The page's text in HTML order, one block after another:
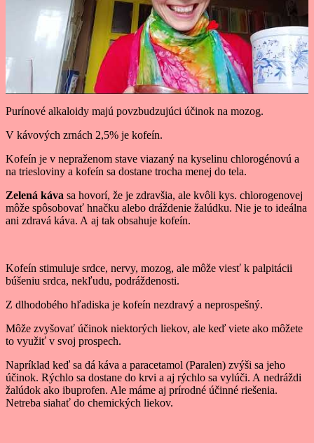
Purínové alkaloidy majú povzbudzujúci účinok na mozog.
V kávových zrnách 2,5% je kofeín.
Kofeín je v nepraženom stave viazaný na kyselinu chlorogénovú a
na triesloviny a kofeín sa dostane trocha menej do tela.
Zelená káva sa hovorí, že je zdravšia, ale kvôli kys. chlorogenovej
môže spôsobovať hnačku alebo dráždenie žalúdku. Nie je to ideálna
ani zdravá káva. A aj tak obsahuje kofeín.
Kofeín stimuluje srdce, nervy, mozog, ale môže viesť k palpitácii
búšeniu srdca, nekľudu, podráždenosti.
Z dlhodobého hľadiska je kofeín nezdravý a neprospešný.
Môže zvyšovať účinok niektorých liekov, ale keď viete ako môžete
to využiť v svoj prospech.
Napríklad keď sa dá káva a paracetamol (Paralen) zvýši sa jeho
účinok. Rýchlo sa dostane do krvi a aj rýchlo sa vylúči. A nedráždi
žalúdok ako ibuprofen. Ale máme aj prírodné účinné riešenia.
Netreba siahať do chemických liekov.